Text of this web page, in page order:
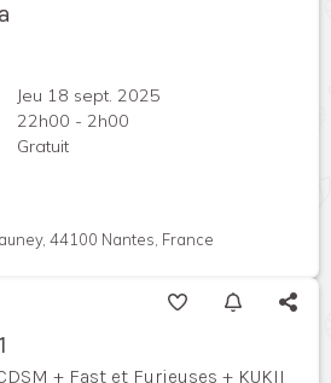
Jeu 18 sept. 2025
22h00 - 2h00
Gratuit
44100 Nantes, France
+ Fast et Furieuses + KUKII